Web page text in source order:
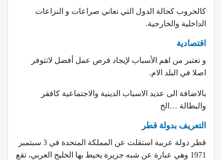
كالحروب كحالة الدول التي تعاني صراعات و النزاعات
الداخلية والخارجية.
اقتصادية
و تعتبر من اهم الأسباب لإيجاد فرص عمل أفضل لاتتوفر
اصلا في البلد الام.
بالاضافة الى عديد الاسباب الدينية والاجتماعية كافقر
والبطالة …الخ
التعريف بدولة قطر
قطر دولة عربية استقلت عن المملكة المتحدة في 3 سبتمبر
1971 وهي عبارة عن شبه جزيرة يحيط بها الخليج العربي، تقع